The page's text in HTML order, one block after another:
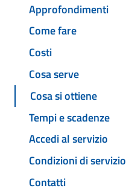
Approfondimenti
Come fare
Costi
Cosa serve
Cosa si ottiene
Tempi e scadenze
Accedi al servizio
Condizioni di servizio
Contatti